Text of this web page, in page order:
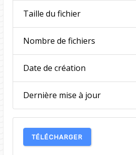
Taille du fichier
Nombre de fichiers
Date de création
Dernière mise à jour
TÉLÉCHARGER